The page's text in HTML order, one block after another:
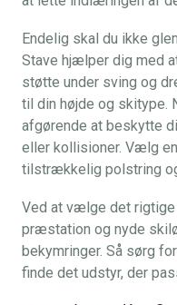
Endelig skal du ikke
Stave hjælper dig med
støtte under sving og
til din højde og skitype.
afgørende at beskytte
eller kollisioner. Vælg
tilstrækkelig polstring
Ved at vælge det rigtige
præstation og nyde
bekymringer. Så sørg
finde det udstyr, der